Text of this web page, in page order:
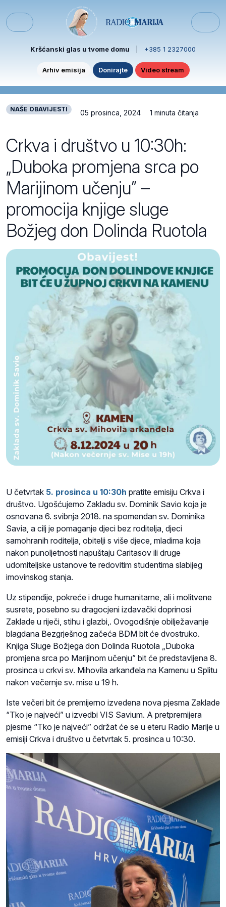
Menu
Kršćanski glas u tvome domu +385 1 2327000
Arhiv emisija Donirajte Video stream
NAŠE OBAVIJESTI 05 prosinca, 2024 1 minuta čitanja
Crkva i društvo u 10:30h:
„Duboka promjena srca po
Marijinom učenju” –
promocija knjige sluge
Božjeg don Dolinda Ruotola
U četvrtak 5. prosinca u 10:30h pratite emisiju Crkva i
društvo. Ugošćujemo Zakladu sv. Dominik Savio koja je
osnovana 6. svibnja 2018. na spomendan sv. Dominika
Savia, a cilj je pomaganje djeci bez roditelja, djeci
samohranih roditelja, obitelji s više djece, mladima koja
nakon punoljetnosti napuštaju Caritasov ili druge
udomiteljske ustanove te redovitim studentima slabijeg
imovinskog stanja.
Uz stipendije, pokreće i druge humanitarne, ali i molitvene
susrete, posebno su dragocjeni izdavački doprinosi
Zaklade u riječi, stihu i glazbi,. Ovogodišnje obilježavanje
blagdana Bezgrješnog začeća BDM bit će dvostruko.
Knjiga Sluge Božjega don Dolinda Ruotola „Duboka
promjena srca po Marijinom učenju” bit će predstavljena 8.
prosinca u crkvi sv. Mihovila arkanđela na Kamenu u Splitu
nakon večernje sv. mise u 19 h.
Iste večeri bit će premijerno izvedena nova pjesma Zaklade
“Tko je najveći” u izvedbi VIS Savium. A pretpremijera
pjesme “Tko je najveći” održat će se u eteru Radio Marije u
emisiji Crkva i društvo u četvrtak 5. prosinca u 10:30.